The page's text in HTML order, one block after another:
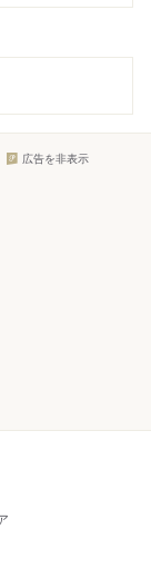
広告を非表示